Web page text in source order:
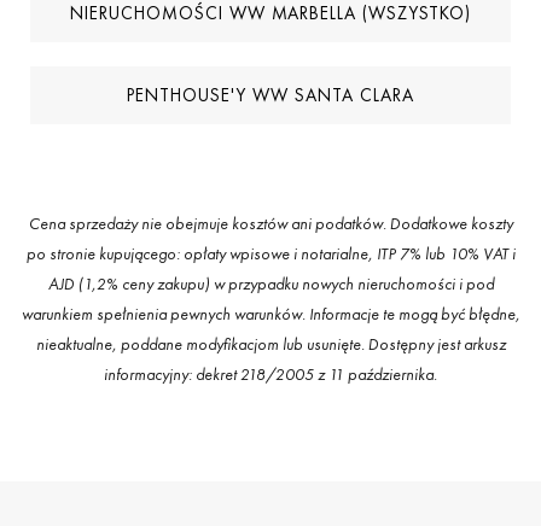
NIERUCHOMOŚCI WW MARBELLA (WSZYSTKO)
PENTHOUSE'Y WW SANTA CLARA
Cena sprzedaży nie obejmuje kosztów ani podatków. Dodatkowe koszty
po stronie kupującego: opłaty wpisowe i notarialne, ITP 7% lub 10% VAT i
AJD (1,2% ceny zakupu) w przypadku nowych nieruchomości i pod
warunkiem spełnienia pewnych warunków. Informacje te mogą być błędne,
nieaktualne, poddane modyfikacjom lub usunięte. Dostępny jest arkusz
informacyjny: dekret 218/2005 z 11 października.